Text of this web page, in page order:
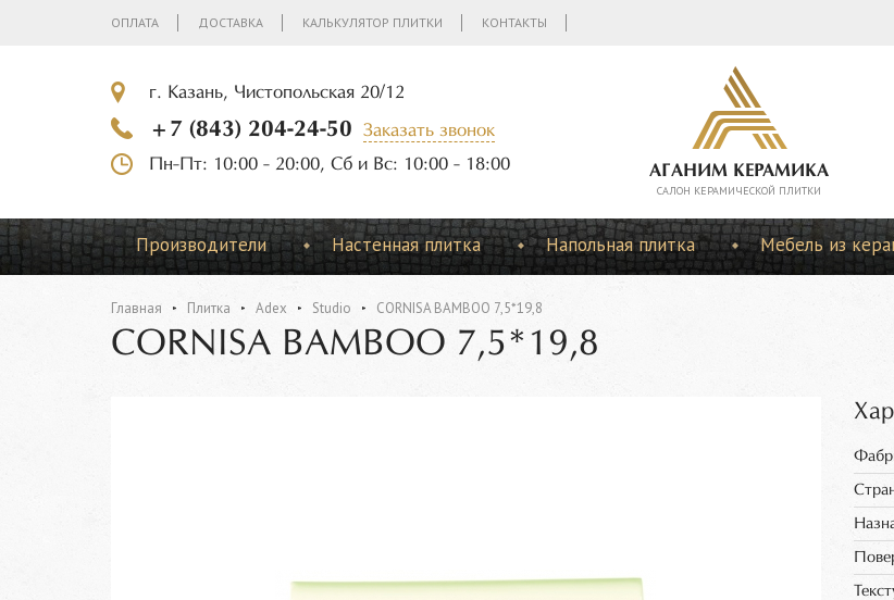
ОПЛАТА ДОСТАВКА КАЛЬКУЛЯТОР ПЛИТКИ КОНТАКТЫ
г. Казань, Чистопольская 20/12
+7 (843) 204-24-50
Заказать звонок
Пн-Пт: 10:00 - 20:00, Сб и Вс: 10:00 - 18:00
АГАНИМ КЕРАМИКА
CАЛОН КЕРАМИЧЕСКОЙ ПЛИТКИ
Производители Настенная плитка Напольная плитка Мебель из
Главная Плитка Adex Studio CORNISA BAMBOO 7,5*19,8
CORNISA BAMBOO 7,5*19,8